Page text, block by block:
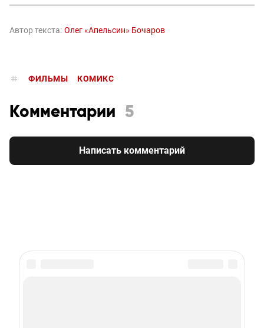
Автор текста: Олег «Апельсин» Бочаров
ФИЛЬМЫ КОМИКС
Комментарии 5
Написать комментарий